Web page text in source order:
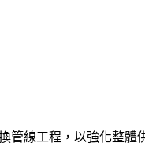
線工程，以強化整體